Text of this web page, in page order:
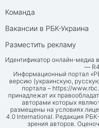
Команда
Вакансии в РБК-Украина
Разместить рекламу
Идентификатор онлайн-медиа
—
Информационный портал
версию (украинскую,
портала – https://
принадлежат их
авторами которых
размещены на условиях
4.0 International. Редакция
зрения авторов.